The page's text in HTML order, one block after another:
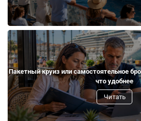
Пакетный круиз или самостоятельное
что удобнее
Читать